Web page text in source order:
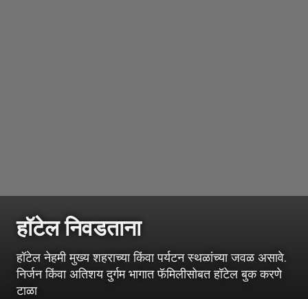
हॉटेल निवडताना
हॉटेल नेहमी मुख्य शहराच्या किंवा पर्यटन स्थळांच्या जवळ असावे.
निर्जन किंवा अतिशय दुर्गम भागात फॅमिलीसोबत हॉटेल बुक करणे
टाळा